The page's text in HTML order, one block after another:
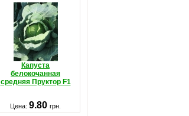
Капуста
белокочанная
средняя Пруктор F1
Цена: 9.80 грн.